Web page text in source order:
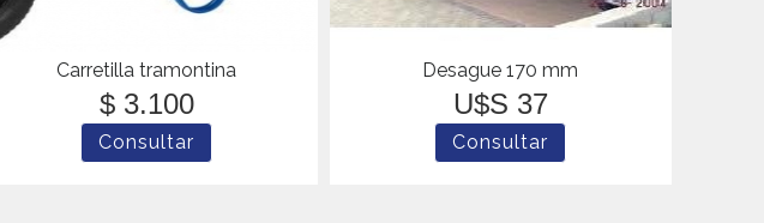
Carretilla tramontina
$ 3.100
Desague 170 mm
U$S 37